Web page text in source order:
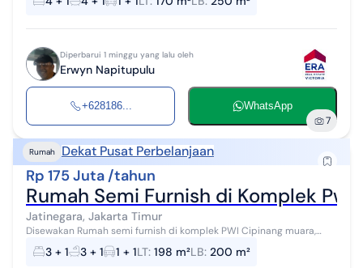
row jalan lebar R...
Diperbarui 1 minggu yang lalu oleh
Erwyn Napitupulu
+628186... WhatsApp
7
Rumah Dekat Pusat Perbelanjaan
Rp 175 Juta /tahun
Rumah Semi Furnish di Komplek
Jatinegara, Jakarta Timur
Disewakan Rumah semi furnish di komplek PWI Cipinang muara,
Jatinegara, jakarta timur. LT 198 m² LB 250 m² KT 3 + 1 (pembantu),
KM 3 + 1 (pembant...
3 + 1 3 + 1 1 + 1LT: 198 m²LB: 200 m²